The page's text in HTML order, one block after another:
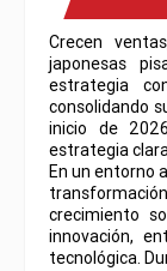
Crecen
japonesas
estrategia
consolidando
inicio de
estrategia
En un entorno
crecimiento
innovación,
tecnológica.